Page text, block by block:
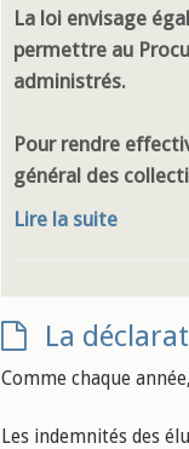
La loi envisage
permettre au
administrés.
Pour rendre
général des
Lire la suite
La
Comme chaque
Les indemnités des